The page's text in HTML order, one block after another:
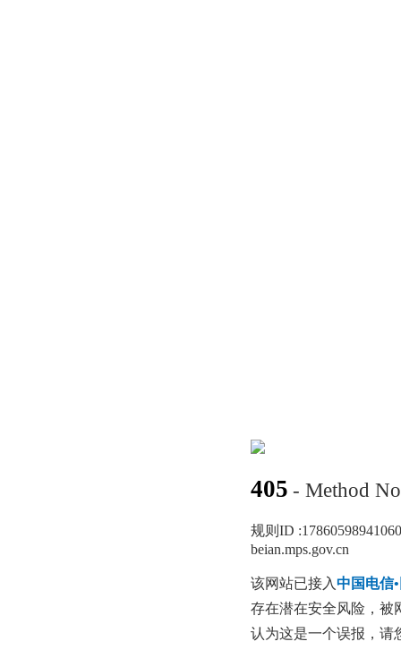
405 - Method
规则ID :
beian.mps.gov.cn
该网站已接入中国电信
存在潜在安全风险，被
认为这是一个误报，请